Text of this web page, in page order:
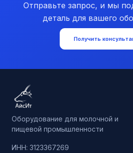
Отправьте запрос, и мы
деталь для вашего
Получить
Оборудование для молочной и
пищевой промышленности
ИНН: 3123367269